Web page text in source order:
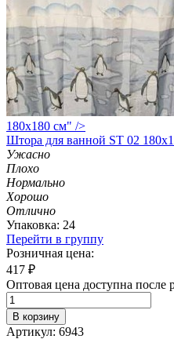
180х180 см" />
Штора для ванной ST 02
Ужасно
Плохо
Нормально
Хорошо
Отлично
Упаковка: 24
Перейти в группу
Розничная цена:
417 ₽
Оптовая цена доступна после
В корзину
Артикул: 6943